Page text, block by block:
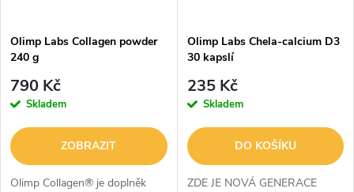
p
r
o
d
s
p
r
o
Olimp Labs Collagen powder
240 g
790 Kč
Skladem
ZOBRAZIT
Olimp Collagen® je doplněk
Olimp Labs Chela-calcium D3
30 kapslí
235 Kč
Skladem
DO KOŠÍKU
ZDE JE NOVÁ GENERACE